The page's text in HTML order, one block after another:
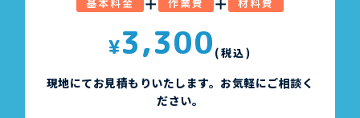
¥3,300 (税込)
現地にてお見積もりいたします。お気軽にご相談く
ださい。